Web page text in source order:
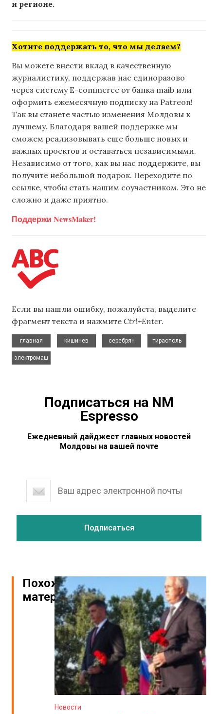
и регионе.
Хотите поддержать то, что мы делаем?
Вы можете внести вклад в качественную
журналистику, поддержав нас единоразово
через систему E-commerce от банка maib или
оформить ежемесячную подписку на Patreon!
Так вы станете частью изменения Молдовы к
лучшему. Благодаря вашей поддержке мы
сможем реализовывать еще больше новых и
важных проектов и оставаться независимыми.
Независимо от того, как вы нас поддержите, вы
получите небольшой подарок. Переходите по
ссылке, чтобы стать нашим соучастником. Это не
сложно и даже приятно.
Поддержи NewsMaker!
Если вы нашли ошибку, пожалуйста, выделите
фрагмент текста и нажмите Ctrl+Enter.
главная
кишинев
серебрян
тирасполь
электромаш
Подписаться на NM
Espresso
Ежедневный дайджест главных новостей
Молдовы на вашей почте
Похожие
материалы
Новости